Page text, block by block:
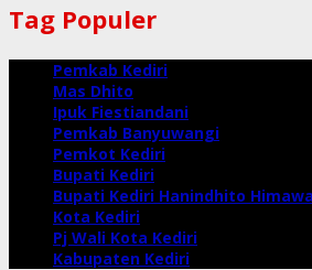
Tag Populer
Pemkab Kediri
Mas Dhito
Ipuk Fiestiandani
Pemkab Banyuwangi
Pemkot Kediri
Bupati Kediri
Bupati Kediri Hanindhito
Kota Kediri
Pj Wali Kota Kediri
Kabupaten Kediri